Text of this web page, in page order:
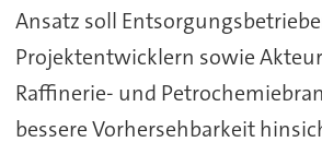
Ansatz soll
Projektentwicklern sowie
Raffinerie- und
bessere Vorhersehbarkeit